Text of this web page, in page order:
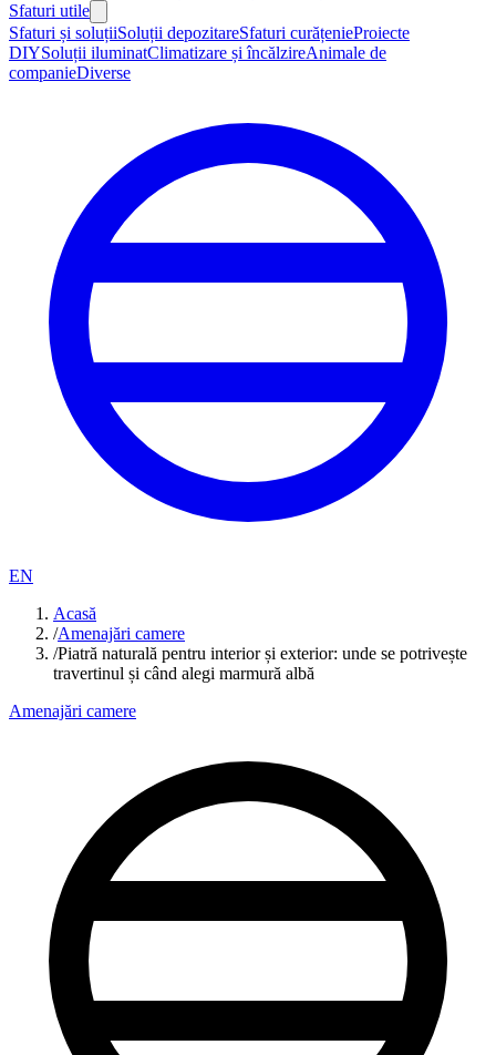
Sfaturi utile
Sfaturi și soluțiiSoluții depozitareSfaturi curățenieProiecte
DIYSoluții iluminatClimatizare și încălzireAnimale de
companieDiverse
EN
Acasă
/Amenajări camere
/Piatră naturală pentru interior și exterior: unde se potrivește
travertinul și când alegi marmură albă
Amenajări camere